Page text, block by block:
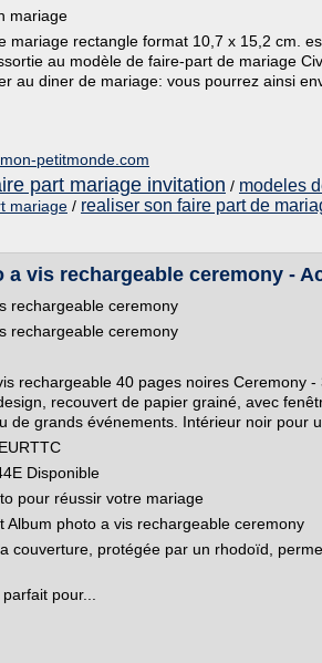
mariage
mariage rectangle format 10,7 x 15,2 cm.
au modèle de faire-part de mariage
au diner de mariage: vous pourrez ainsi
petitmonde.com
part mariage invitation / modeles
mariage / realiser son faire part de
a vis rechargeable ceremony -
rechargeable ceremony
rechargeable ceremony
rechargeable 40 pages noires Ceremony
recouvert de papier grainé, avec
de grands événements. Intérieur noir pour
Disponible
pour réussir votre mariage
Album photo a vis rechargeable ceremony
couverture, protégée par un rhodoïd,
pour...